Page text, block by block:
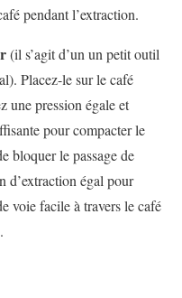
pendant l’extraction.
(il s’agit d’un un petit outil
Placez-le sur le café
une pression égale et
pour compacter le
bloquer le passage de
d’extraction égal pour
voie facile à travers le café